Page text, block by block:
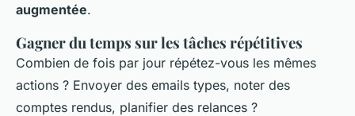
augmentée.
Gagner du temps sur les tâches répétitives
Combien de fois par jour répétez-vous les mêmes
actions ? Envoyer des emails types, noter des
comptes rendus, planifier des relances ?